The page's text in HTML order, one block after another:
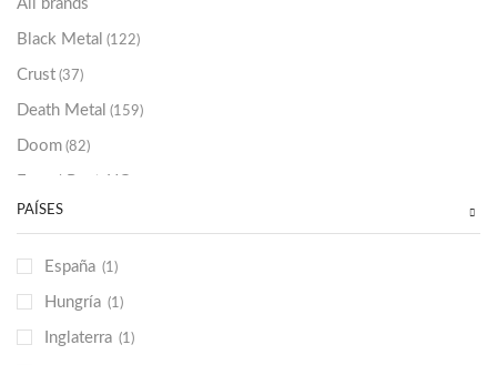
All brands
Black Metal (122)
Crust (37)
Death Metal (159)
Doom (82)
Grindcore
PAÍSES
España (1)
Hungría (1)
Inglaterra (1)